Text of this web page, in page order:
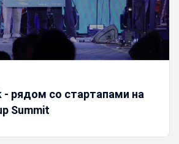
- рядом со стартапами на
Summit